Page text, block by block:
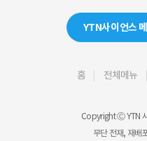
YTN사이언스
홈 전체메뉴
Copyright Ⓒ YTN
무단 전재, 재배